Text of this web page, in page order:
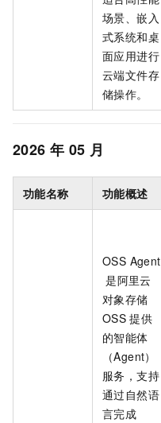
场景、嵌入
式系统和桌
面应用进行
云端文件存
储操作。
2026 年 05 月
功能名称 功能概述
OSS Agent
是阿里云
对象存储
OSS 提供
的智能体
（Agent）
服务，支持
通过自然语
言完成